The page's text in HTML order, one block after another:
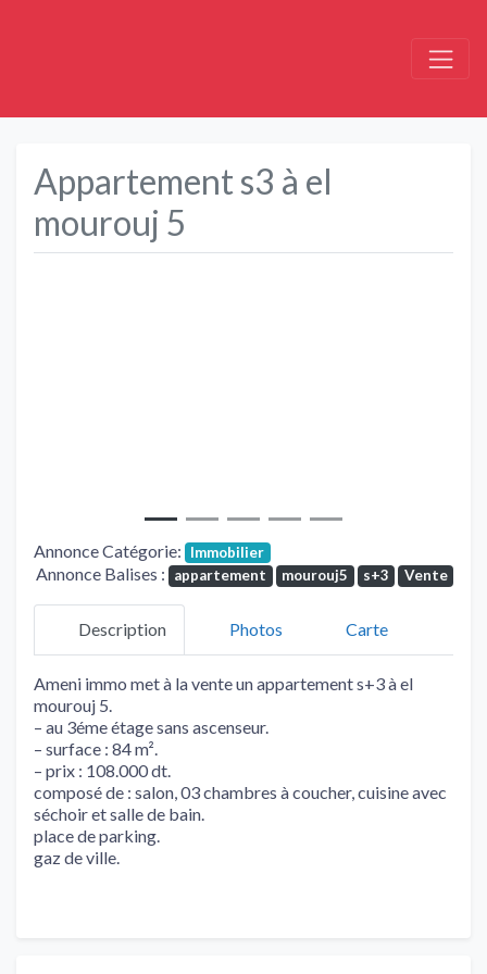
Appartement s3 à el
mourouj 5
Annonce Catégorie: Immobilier
Annonce Balises : appartement mourouj5 s+3 Vente
Description Photos Carte
Ameni immo met à la vente un appartement s+3 à el
mourouj 5.
– au 3éme étage sans ascenseur.
– surface : 84 m².
– prix : 108.000 dt.
composé de : salon, 03 chambres à coucher, cuisine avec
séchoir et salle de bain.
place de parking.
gaz de ville.